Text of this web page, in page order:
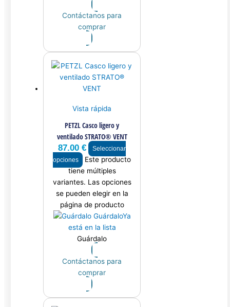
Contáctanos para
comprar
Vista rápida
PETZL Casco ligero y
ventilado STRATO® VENT
87.00€
Seleccionar
opciones
Este producto
tiene múltiples
variantes. Las opciones
se pueden elegir en la
página de producto
GuárdaloYa
está en la lista
Guárdalo
Contáctanos para
comprar